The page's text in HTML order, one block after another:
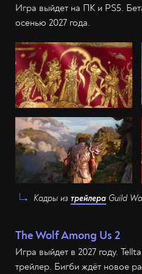
Игра выйдет на ПК и PS5.
осенью 2027 года.
Кадры из трейлера Guild
The Wolf Among Us 2
Игра выйдет в 2027 году.
трейлер. Бигби ждёт новое